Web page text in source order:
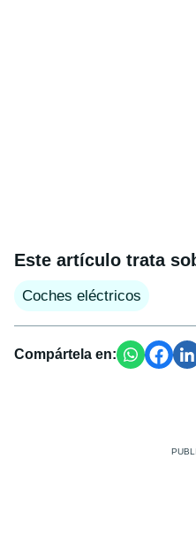
Este artículo trata
Coches eléctricos
Compártela en: